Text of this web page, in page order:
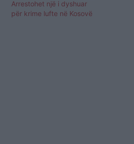
Arrestohet një i dyshuar
për krime lufte në Kosovë